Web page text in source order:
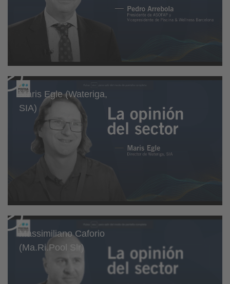
Maris Egle (Wateriga,
SIA)
Massimiliano Caforio
(Ma.Ri.Pool Slr)